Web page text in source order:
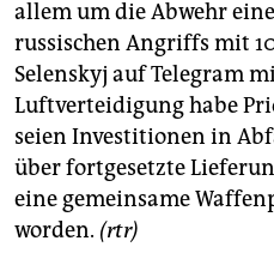
allem um die Abwehr
russischen Angriffs mit
Selenskyj auf Telegram
Luftverteidigung habe
seien Investitionen in
über fortgesetzte
eine gemeinsame
worden. (rtr)